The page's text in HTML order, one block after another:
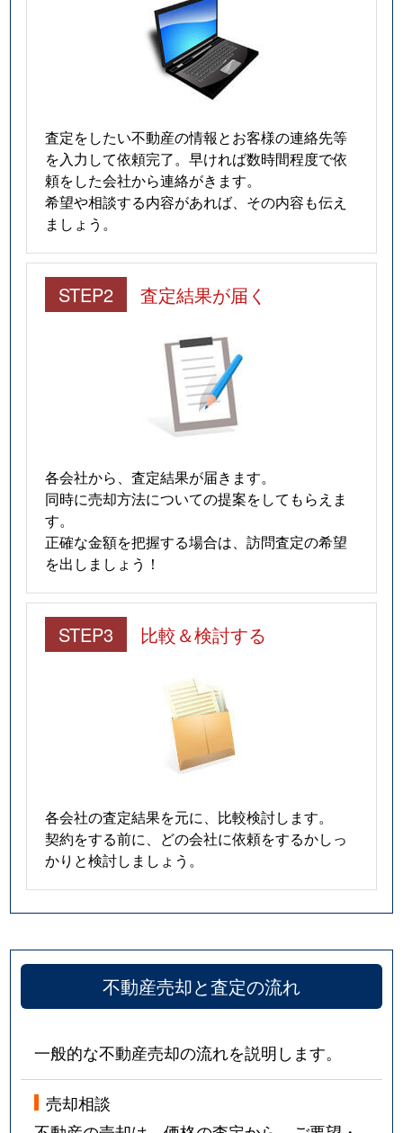
査定をしたい不動産の情報とお客様の連絡先等
を入力して依頼完了。早ければ数時間程度で依
頼をした会社から連絡がきます。
希望や相談する内容があれば、その内容も伝え
ましょう。
STEP2 査定結果が届く
各会社から、査定結果が届きます。
同時に売却方法についての提案をしてもらえま
す。
正確な金額を把握する場合は、訪問査定の希望
を出しましょう！
STEP3 比較＆検討する
各会社の査定結果を元に、比較検討します。
契約をする前に、どの会社に依頼をするかしっ
かりと検討しましょう。
不動産売却と査定の流れ
一般的な不動産売却の流れを説明します。
売却相談